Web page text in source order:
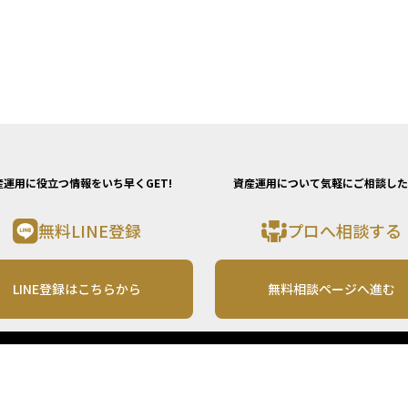
運用に役立つ情報をいち早くGET!
無料LINE登録
LINE登録はこちらから
資産運用について気軽にご相談し
プロへ相談する
無料相談ページへ進む